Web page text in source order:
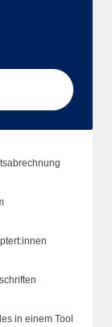
in einem Tool